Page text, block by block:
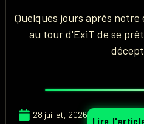
Quelques jours après
au tour d'ExiT de se
28 juillet, 2026 Lire